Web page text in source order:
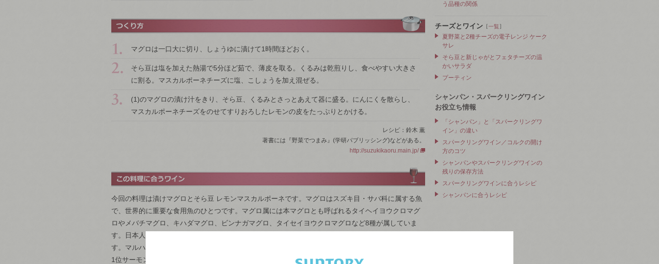
マグロは一口大に切り、しょうゆに漬けて1時間ほどおく。
そら豆は塩を加えた熱湯で5分ほど茹で、薄皮を取る。くるみは乾煎りし、食べやすい大きさ
に割る。マスカルポーネチーズに塩、こしょうを加え混ぜる。
(1)のマグロの漬け汁をきり、そら豆、くるみとさっとあえて器に盛る。にんにくを散らし、
マスカルポーネチーズをのせてすりおろしたレモンの皮をたっぷりとかける。
レシピ：鈴木 薫
著書には『野菜でつまみ』(学研パブリッシング)などがある。
http://suzukikaoru.main.jp/
今回の料理は漬けマグロとそら豆 レモンマスカルポーネです。マグロはスズキ目・サバ科に属する魚
で、世界的に重要な食用魚のひとつです。マグロ属には本マグロとも呼ばれるタイヘイヨウクロマグ
ロやメバチマグロ、キハダマグロ、ビンナガマグロ、タイセイヨウクロマグロなど8種が属していま
す。日本人は大昔からマグロを食べていたようで、縄文時代の貝塚からもマグロの骨が出土していま
す。マルハニチロさんの「回転寿司に関する消費者実態調査2015」によると、回転寿司の人気ネタは
1位サーモン、2位マグロ中トロ、3位マグロ赤身、4位マグロ大トロです。マグロは凄い人気なんです
う品種の関係
チーズとワイン ［一覧］
夏野菜と2種チーズの電子レンジ ケーク
サレ
そら豆と新じゃがとフェタチーズの温
かいサラダ
プーティン
シャンパン・スパークリングワイン
お役立ち情報
「シャンパン」と「スパークリングワ
イン」の違い
スパークリングワイン／コルクの開け
方のコツ
シャンパンやスパークリングワインの
残りの保存方法
スパークリングワインに合うレシピ
シャンパンに合うレシピ